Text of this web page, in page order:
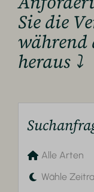
Sie die
heraus ⤵
Alle Arten
Wähle